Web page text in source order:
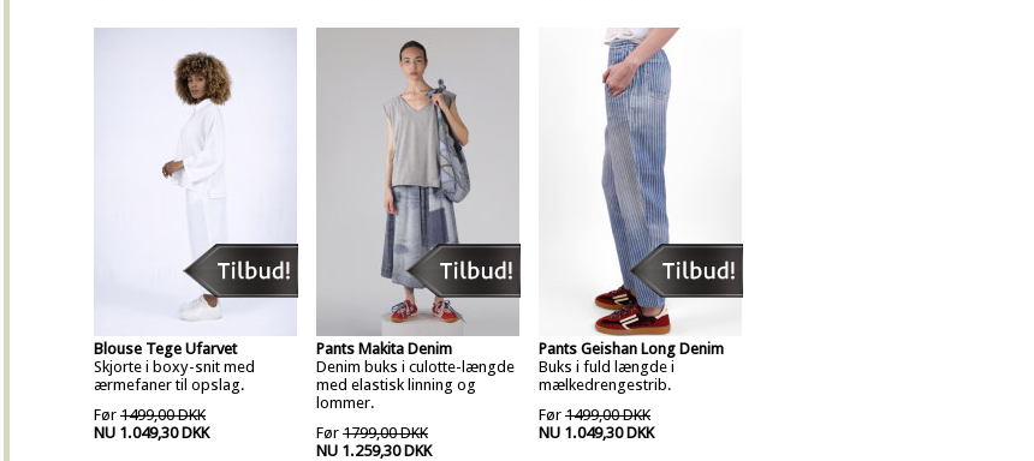
Blouse Tege Ufarvet
Skjorte i boxy-snit med
ærmefaner til opslag.
Før 1499,00 DKK
NU 1.049,30 DKK
Pants Makita Denim
Denim buks i culotte-længde
med elastisk linning og
lommer.
Før 1799,00 DKK
NU 1.259,30 DKK
Pants Geishan Long Denim
Buks i fuld længde i
mælkedrengestrib.
Før 1499,00 DKK
NU 1.049,30 DKK